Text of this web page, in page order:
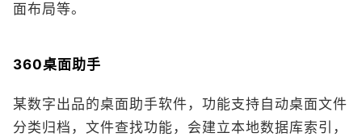
面布局等。
360桌面助手
某数字出品的桌面助手软件，功能支持自动桌面文件
分类归档，文件查找功能，会建立本地数据库索引，